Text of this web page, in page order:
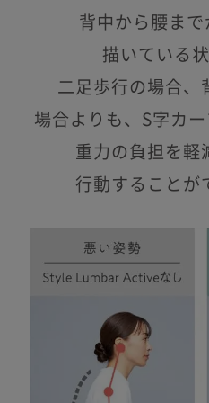
背中から腰まで
描いている
二足歩行の場合、
場合よりも、S字カ
重力の負担を軽
行動することが